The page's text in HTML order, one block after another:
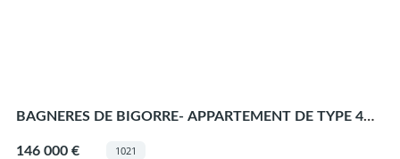
BAGNERES DE BIGORRE- APPARTEMENT DE TYPE 4
146 000 €
1021